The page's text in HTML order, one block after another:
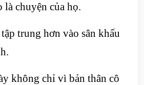
là chuyện của họ.
trung hơn vào sân khấu
không chỉ vì bản thân cô